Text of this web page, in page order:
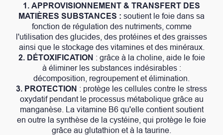
1. APPROVISIONNEMENT & TRANSFERT DES
MATIÈRES SUBSTANCES : soutient le foie dans sa
fonction de régulation des nutriments, comme
l'utilisation des glucides, des protéines et des graisses
ainsi que le stockage des vitamines et des minéraux.
2. DÉTOXIFICATION : grâce à la choline, aide le foie
à éliminer les substances indésirables :
décomposition, regroupement et élimination.
3. PROTECTION : protège les cellules contre le stress
oxydatif pendant le processus métabolique grâce au
manganèse. La vitamine B6 qu'elle contient soutient
en outre la synthèse de la cystéine, qui protège le foie
grâce au glutathion et à la taurine.